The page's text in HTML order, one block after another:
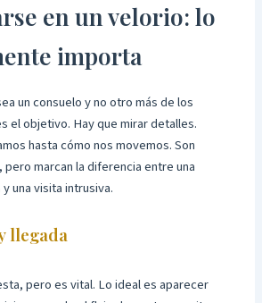
en un velorio: lo
importa
un consuelo y no otro más de los
el objetivo. Hay que mirar detalles.
hasta cómo nos movemos. Son
marcan la diferencia entre una
una visita intrusiva.
llegada
pero es vital. Lo ideal es aparecer